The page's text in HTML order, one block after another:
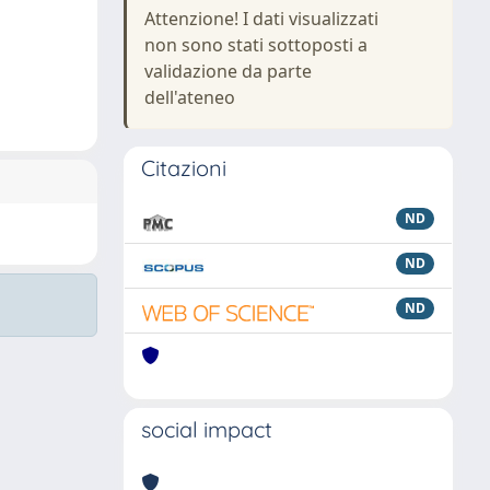
Attenzione! I dati visualizzati
non sono stati sottoposti a
validazione da parte
dell'ateneo
Citazioni
ND
ND
ND
social impact